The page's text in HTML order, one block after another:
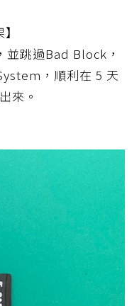
並跳過Bad Block，
，順利在 5 天
來。